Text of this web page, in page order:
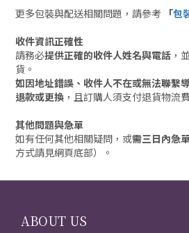
更多包裝與配送相關問題，請參考 「包
收件資訊正確性
請務必提供正確的收件人姓名與電話 ，
貨。
如因地址錯誤、收件人不在或無法聯繫
退款或更換 ，且訂購人須支付退貨物流
其他問題與急單
如有任何其他相關疑問，或需三日內急
方式請見網頁底部）。
ABOUT US